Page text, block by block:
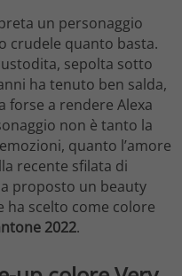
un personaggio
crudele quanto basta.
sepolta sotto
ha tenuto ben salda,
forse a rendere Alexa
non è tanto la
quanto l’amore
recente sfilata di
proposto un beauty
ha scelto come colore
2022.